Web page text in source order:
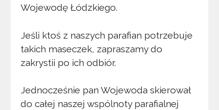
Wojewodę Łódzkiego.
Jeśli ktoś z naszych parafian potrzebuje
takich maseczek, zapraszamy do
zakrystii po ich odbiór.
Jednocześnie pan Wojewoda skierował
do całej naszej wspólnoty parafialnej